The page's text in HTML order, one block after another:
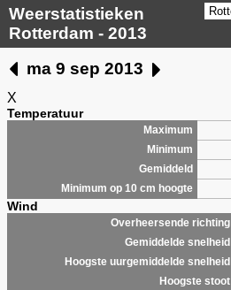
Weerstatistieken
Rotterdam - 2013
ma 9 sep 2013
X
Temperatuur
Maximum
Minimum
Gemiddeld
Minimum op 10 cm hoogte
Wind
Overheersende richting
Gemiddelde snelheid
Hoogste uurgemiddelde snelheid
Hoogste stoot